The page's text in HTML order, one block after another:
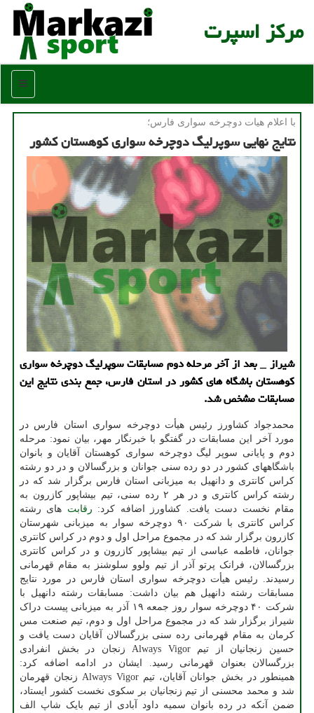
مركز اسپرت
منو
با اعلام هیات دوچرخه سواری فارس؛
نتایج نهایی سوپرلیگ دوچرخه سواری کوهستان کشور
شیراز _ بعد از آخر مرحله دوم مسابقات سوپرلیگ دوچرخه سواری
کوهستان باشگاه های کشور در استان فارس، جمع بندی نتایج این
مسابقات مشخص شد.
محمدجواد کشاورز رئیس هیأت دوچرخه سواری استان فارس در
مورد آخر این مسابقات در گفتگو با خبرنگار مهر، بیان نمود: مرحله
دوم و پایانی سوپر لیگ دوچرخه سواری کوهستان آقایان و بانوان
باشگاههای کشور در دو رده سنی جوانان و بزرگسالان و در دو رشته
کراس کانتری و دانهیل به میزبانی استان فارس برگزار شد که در
رشته کراس کانتری و در هر ۲ رده سنی، تیم بیشاپور کازرون به
مقام نخست دست یافت. کشاورز اضافه کرد: رقابت های رشته
کراس کانتری با شرکت ۹۰ دوچرخه سوار به میزبانی شهرستان
کازرون برگزار شد که در مجموع مراحل اول و دوم در کراس کانتری
جوانان، فاطمه عباسی از تیم بیشاپور کازرون و در کراس کانتری
بزرگسالان، فرانک پرتو آذر از تیم ولوو سلوشنز به مقام قهرمانی
رسیدند. رئیس هیأت دوچرخه سواری استان فارس در مورد نتایج
مسابقات رشته دانهیل هم بیان داشت: مسابقات رشته دانهیل با
شرکت ۴۰ دوچرخه سوار روز جمعه ۱۹ آذر به میزبانی پیست دراک
شیراز برگزار شد که در مجموع مراحل اول و دوم، تیم صنعت مس
کرمان به مقام قهرمانی رده سنی بزرگسالان آقایان دست یافت و
حسین زنجانیان از تیم Always Vigor زنجان در بخش انفرادی
بزرگسالان بعنوان قهرمانی رسید. ایشان در ادامه اضافه کرد:
همینطور در بخش جوانان آقایان، تیم Always Vigor زنجان قهرمان
شد و محمد محسنی از تیم زنجانیان بر سکوی نخست کشور ایستاد،
ضمن آنکه در رده بانوان سمیه داود آبادی از تیم بایک شاپ الف